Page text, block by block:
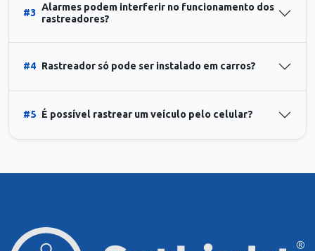
#3
Alarmes podem interferir no funcionamento dos
rastreadores?
#4 Rastreador só pode ser instalado em carros?
#5 É possível rastrear um veículo pelo celular?